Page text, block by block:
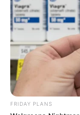
FRIDAY PLANS